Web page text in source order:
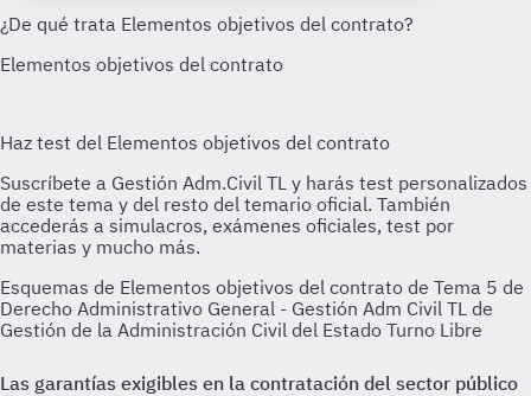
Esquemas de Elementos objetivos del contrato de Tema 5 de
Derecho Administrativo General - Gestión Adm Civil TL de
Gestión de la Administración Civil del Estado Turno Libre
Las garantías exigibles en la contratación del sector público